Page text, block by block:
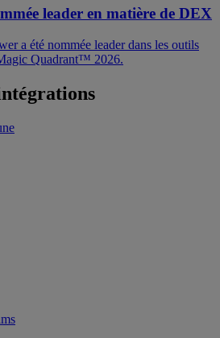
leader en matière de DEX
a été nommée leader dans les outils
Quadrant™ 2026.